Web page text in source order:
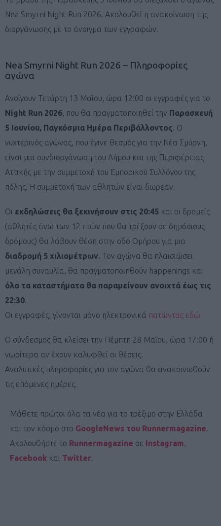
Nea Smyrni Night Run 2026. Ακολουθεί η ανακοίνωση της
διοργάνωσης με το άνοιγμα των εγγραφών.
Nea Smyrni Night Run 2026 – Πληροφορίες
αγώνα
Ανοίγουν Τετάρτη 13 Μαΐου, ώρα 12:00 οι εγγραφές για το
Night Run 2026, που θα πραγματοποιηθεί την Παρασκευή
5 Ιουνίου, Παγκόσμια Ημέρα Περιβάλλοντος. Ο
νυχτερινός αγώνας, που έγινε θεσμός για την Νέα Σμύρνη,
είναι μια συνδιοργάνωση του Δήμου και της Περιφέρειας
Αττικής με την συμμετοχή του Εμπορικού Συλλόγου της
πόλης. Η συμμετοχή των αθλητών είναι δωρεάν.
Οι εκδηλώσεις θα ξεκινήσουν στις 20:45 και οι δρομείς
(αθλητές άνω των 12 ετών που θα τρέξουν σε δημόσιους
δρόμους) θα λάβουν θέση στην οδό Ομήρου για μια
διαδρομή 5 χιλιομέτρων. Τον αγώνα θα πλαισιώσει
μεγάλη συναυλία, θα πραγματοποιηθούν happenings και
όλα τα καταστήματα θα παραμείνουν ανοιχτά έως τις
22:30.
Οι εγγραφές, γίνονται μόνο ηλεκτρονικά πατώντας εδώ
Ο σύνδεσμος θα κλείσει την Πέμπτη 28 Μαΐου, ώρα 17:00 ή
νωρίτερα αν έχουν καλυφθεί οι θέσεις.
Αναλυτικές πληροφορίες για τον αγώνα θα ανακοινωθούν
τις επόμενες ημέρες.
Μάθετε πρώτοι όλα τα νέα για το τρέξιμο στην Ελλάδα
και τον κόσμο στο GoogleNews του Runnermagazine.
Ακολουθήστε το Runnermagazine σε Instagram,
Facebook και Twitter.